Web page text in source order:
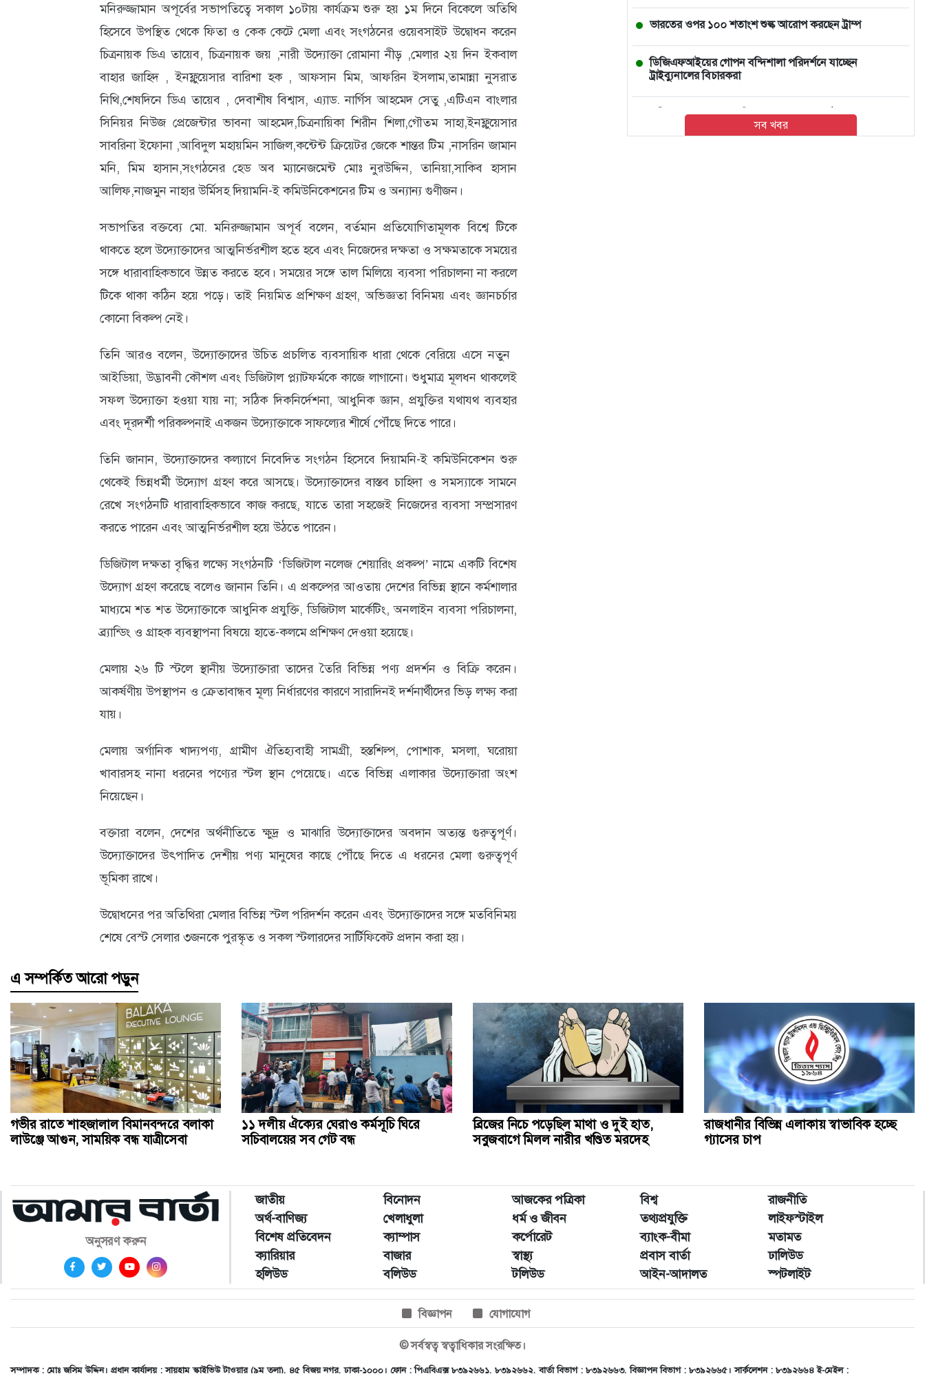
মনিরুজ্জামান অপূর্বের সভাপতিত্বে সকাল ১০টায় কার্যক্রম শুরু হয় ১ম দিনে বিকেলে অতিথি
হিসেবে উপস্থিত থেকে ফিতা ও কেক কেটে মেলা এবং সংগঠনের ওয়েবসাইট উদ্বোধন করেন
চিত্রনায়ক ডিএ তায়েব, চিত্রনায়ক জয় ,নারী উদ্যোক্তা রোমানা নীড় ,মেলার ২য় দিন ইকবাল
বাহার জাহিদ , ইনফ্লুয়েসার বারিশা হক , আফসান মিম, আফরিন ইসলাম,তামান্না নুসরাত
নিথি,শেষদিনে ডিএ তায়েব , দেবাশীষ বিশ্বাস, এ্যাড. নার্গিস আহমেদ সেতু ,এটিএন বাংলার
সিনিয়র নিউজ প্রেজেন্টার ভাবনা আহমেদ,চিত্রনায়িকা শিরীন শিলা,গৌতম সাহা,ইনফ্লুয়েসার
সাবরিনা ইফোনা ,আবিদুল মহায়মিন সাজিল,কন্টেন্ট ক্রিয়েটর জেকে শান্তর টিম ,নাসরিন জামান
মনি, মিম হাসান,সংগঠনের হেড অব ম্যানেজমেন্ট মোঃ নুরউদ্দিন, তানিয়া,সাকিব হাসান
আলিফ,নাজমুন নাহার উর্মিসহ দিয়ামনি-ই কমিউনিকেশনের টিম ও অন্যান্য গুণীজন।
সভাপতির বক্তব্যে মো. মনিরুজ্জামান অপূর্ব বলেন, বর্তমান প্রতিযোগিতামূলক বিশ্বে টিকে
থাকতে হলে উদ্যোক্তাদের আত্মনির্ভরশীল হতে হবে এবং নিজেদের দক্ষতা ও সক্ষমতাকে সময়ের
সঙ্গে ধারাবাহিকভাবে উন্নত করতে হবে। সময়ের সঙ্গে তাল মিলিয়ে ব্যবসা পরিচালনা না করলে
টিকে থাকা কঠিন হয়ে পড়ে। তাই নিয়মিত প্রশিক্ষণ গ্রহণ, অভিজ্ঞতা বিনিময় এবং জ্ঞানচর্চার
কোনো বিকল্প নেই।
তিনি আরও বলেন, উদ্যোক্তাদের উচিত প্রচলিত ব্যবসায়িক ধারা থেকে বেরিয়ে এসে নতুন
আইডিয়া, উদ্ভাবনী কৌশল এবং ডিজিটাল প্ল্যাটফর্মকে কাজে লাগানো। শুধুমাত্র মূলধন থাকলেই
সফল উদ্যোক্তা হওয়া যায় না; সঠিক দিকনির্দেশনা, আধুনিক জ্ঞান, প্রযুক্তির যথাযথ ব্যবহার
এবং দূরদর্শী পরিকল্পনাই একজন উদ্যোক্তাকে সাফল্যের শীর্ষে পৌঁছে দিতে পারে।
তিনি জানান, উদ্যোক্তাদের কল্যাণে নিবেদিত সংগঠন হিসেবে দিয়ামনি-ই কমিউনিকেশন শুরু
থেকেই ভিন্নধর্মী উদ্যোগ গ্রহণ করে আসছে। উদ্যোক্তাদের বাস্তব চাহিদা ও সমস্যাকে সামনে
রেখে সংগঠনটি ধারাবাহিকভাবে কাজ করছে, যাতে তারা সহজেই নিজেদের ব্যবসা সম্প্রসারণ
করতে পারেন এবং আত্মনির্ভরশীল হয়ে উঠতে পারেন।
ডিজিটাল দক্ষতা বৃদ্ধির লক্ষ্যে সংগঠনটি ‘ডিজিটাল নলেজ শেয়ারিং প্রকল্প’ নামে একটি বিশেষ
উদ্যোগ গ্রহণ করেছে বলেও জানান তিনি। এ প্রকল্পের আওতায় দেশের বিভিন্ন স্থানে কর্মশালার
মাধ্যমে শত শত উদ্যোক্তাকে আধুনিক প্রযুক্তি, ডিজিটাল মার্কেটিং, অনলাইন ব্যবসা পরিচালনা,
ব্র্যান্ডিং ও গ্রাহক ব্যবস্থাপনা বিষয়ে হাতে-কলমে প্রশিক্ষণ দেওয়া হয়েছে।
মেলায় ২৬ টি স্টলে স্থানীয় উদ্যোক্তারা তাদের তৈরি বিভিন্ন পণ্য প্রদর্শন ও বিক্রি করেন।
আকর্ষণীয় উপস্থাপন ও ক্রেতাবান্ধব মূল্য নির্ধারণের কারণে সারাদিনই দর্শনার্থীদের ভিড় লক্ষ্য করা
যায়।
মেলায় অর্গানিক খাদ্যপণ্য, গ্রামীণ ঐতিহ্যবাহী সামগ্রী, হস্তশিল্প, পোশাক, মসলা, ঘরোয়া
খাবারসহ নানা ধরনের পণ্যের স্টল স্থান পেয়েছে। এতে বিভিন্ন এলাকার উদ্যোক্তারা অংশ
নিয়েছেন।
বক্তারা বলেন, দেশের অর্থনীতিতে ক্ষুদ্র ও মাঝারি উদ্যোক্তাদের অবদান অত্যন্ত গুরুত্বপূর্ণ।
উদ্যোক্তাদের উৎপাদিত দেশীয় পণ্য মানুষের কাছে পৌঁছে দিতে এ ধরনের মেলা গুরুত্বপূর্ণ
ভূমিকা রাখে।
উদ্বোধনের পর অতিথিরা মেলার বিভিন্ন স্টল পরিদর্শন করেন এবং উদ্যোক্তাদের সঙ্গে মতবিনিময়
শেষে বেস্ট সেলার ৩জনকে পুরস্কৃত ও সকল স্টলারদের সার্টিফিকেট প্রদান করা হয়।
ভারতের ওপর ১০০ শতাংশ শুল্ক আরোপ করছেন ট্রাম্প
ডিজিএফআইয়ের গোপন বন্দিশালা পরিদর্শনে যাচ্ছেন
ট্রাইব্যুনালের বিচারকরা
গভীর রাতে শাহজালাল বিমানবন্দরে বলাকা লাউঞ্জে আগুন,
সব খবর
এ সম্পর্কিত আরো পড়ুন
গভীর রাতে শাহজালাল বিমানবন্দরে বলাকা
লাউঞ্জে আগুন, সাময়িক বন্ধ যাত্রীসেবা
১১ দলীয় ঐক্যের ঘেরাও কর্মসূচি ঘিরে
সচিবালয়ের সব গেট বন্ধ
ব্রিজের নিচে পড়েছিল মাথা ও দুই হাত,
সবুজবাগে মিলল নারীর খণ্ডিত মরদেহ
রাজধানীর বিভিন্ন এলাকায় স্বাভাবিক হচ্ছে
গ্যাসের চাপ
অনুসরণ করুন
জাতীয় বিনোদন আজকের পত্রিকা বিশ্ব
রাজনীতি
অর্থ-বাণিজ্য
খেলাধুলা ধর্ম ও জীবন তথ্যপ্রযুক্তি
লাইফস্টাইল
বিশেষ প্রতিবেদন
ক্যাম্পাস কর্পোরেট ব্যাংক-বীমা
মতামত
ক্যারিয়ার
বাজার স্বাস্থ্য প্রবাস বার্তা
ঢালিউড
হলিউড
বলিউড টলিউড আইন-আদালত স্পটলাইট
বিজ্ঞাপন যোগাযোগ
© সর্বস্বত্ব স্বত্বাধিকার সংরক্ষিত।
সম্পাদক : মোঃ জসিম উদ্দিন। প্রধান কার্যালয় : সায়হাম স্কাইভিউ টাওয়ার (৯ম তলা), ৪৫ বিজয় নগর, ঢাকা-১০০০। ফোন : পিএবিএক্স ৮৩৯২৬৬১, ৮৩৯২৬৬২, বার্তা বিভাগ : ৮৩৯২৬৬৩, বিজ্ঞাপন বিভাগ : ৮৩৯২৬৬৫। সার্কুলেশন : ৮৩৯২৬৬৪ ই-মেইল :